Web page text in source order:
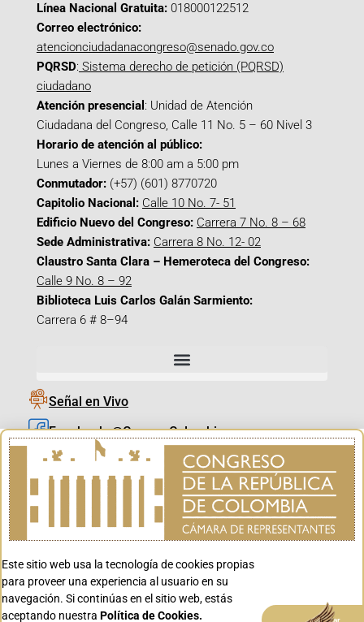
Línea Nacional Gratuita: 018000122512
Correo electrónico:
atencionciudadanacongreso@senado.gov.co
PQRSD: Sistema derecho de petición (PQRSD)
ciudadano
Atención presencial : Unidad de Atención
Ciudadana del Congreso, Calle 11 No. 5 – 60 Nivel 3
Horario de atención al público:
Lunes a Viernes de 8:00 am a 5:00 pm
Conmutador: (+57) (601) 8770720
Capitolio Nacional: Calle 10 No. 7- 51
Edificio Nuevo del Congreso: Carrera 7 No. 8 – 68
Sede Administrativa: Carrera 8 No. 12- 02
Claustro Santa Clara – Hemeroteca del Congreso:
Calle 9 No. 8 – 92
Biblioteca Luis Carlos Galán Sarmiento:
Carrera 6 # 8–94
Señal en Vivo
Facebook_@CamaraColombia
Instagram_@CamaraColombia
X_@CamaraColombia
Youtube_@CamaraColombia
Youtube_@CanalCongreso
Este sitio web usa la tecnología de cookies propias
para proveer una experiencia al usuario en su
navegación. Si continúas en el sitio web, estás
aceptando nuestra Política de Cookies. Aceptar